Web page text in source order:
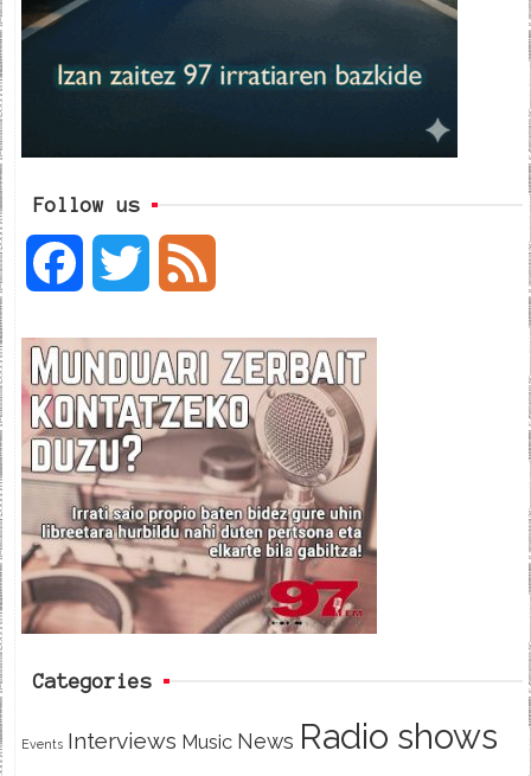
Follow us
c
e
b
o
o
i
t
t
e
e
d
Categories
Events Interviews Music News Radio shows